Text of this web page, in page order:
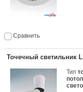
Сравнить
Точечный светильник
Тип